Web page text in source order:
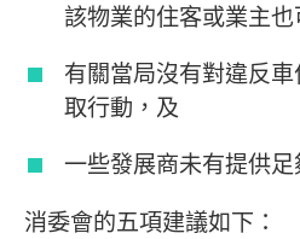
該物業的住客或業主
有關當局沒有對違反
取行動，及
一些發展商未有提供
消委會的五項建議如下：